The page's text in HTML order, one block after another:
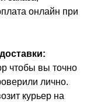
онлайн при
чтобы вы точно
лично.
курьер на